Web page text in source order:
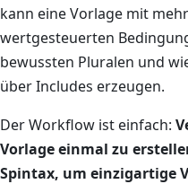
kann eine Vorlage mit
wertgesteuerten
bewussten Pluralen und
über Includes erzeugen.
Der Workflow ist einfach:
Vorlage einmal zu
Spintax, um einzigartige